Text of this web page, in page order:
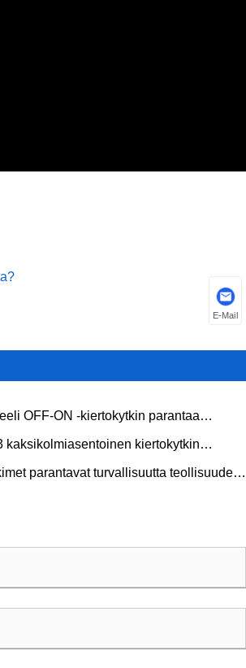
OFF-ON -kiertokytkin parantaa
ja suorituskykyä?
kaksikolmiasentoinen kiertokytkin
parantavat turvallisuutta teollisuuden
E-Mail